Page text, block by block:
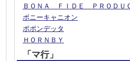
ＢＯＮＡ ＦＩＤＥ ＰＲＯＤＵ
ポニーキャニオン
ポポンデッタ
ＨＯＲＮＢＹ
「マ行」